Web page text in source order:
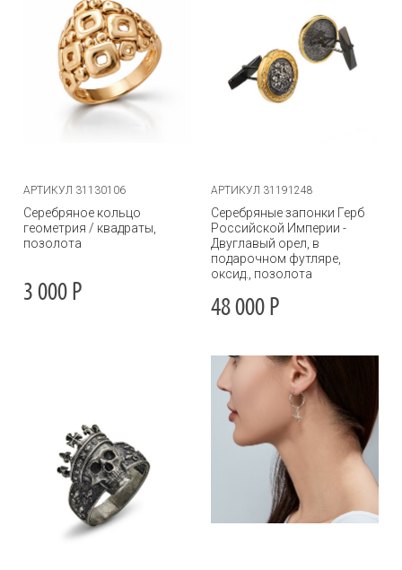
АРТИКУЛ 31130106
Серебряное кольцо
геометрия / квадраты,
позолота
3 000 Р
АРТИКУЛ 31191248
Серебряные запонки Герб
Российской Империи -
Двуглавый орел, в
подарочном футляре,
оксид., позолота
48 000 Р